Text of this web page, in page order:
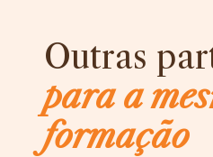
Outras
para a
formação